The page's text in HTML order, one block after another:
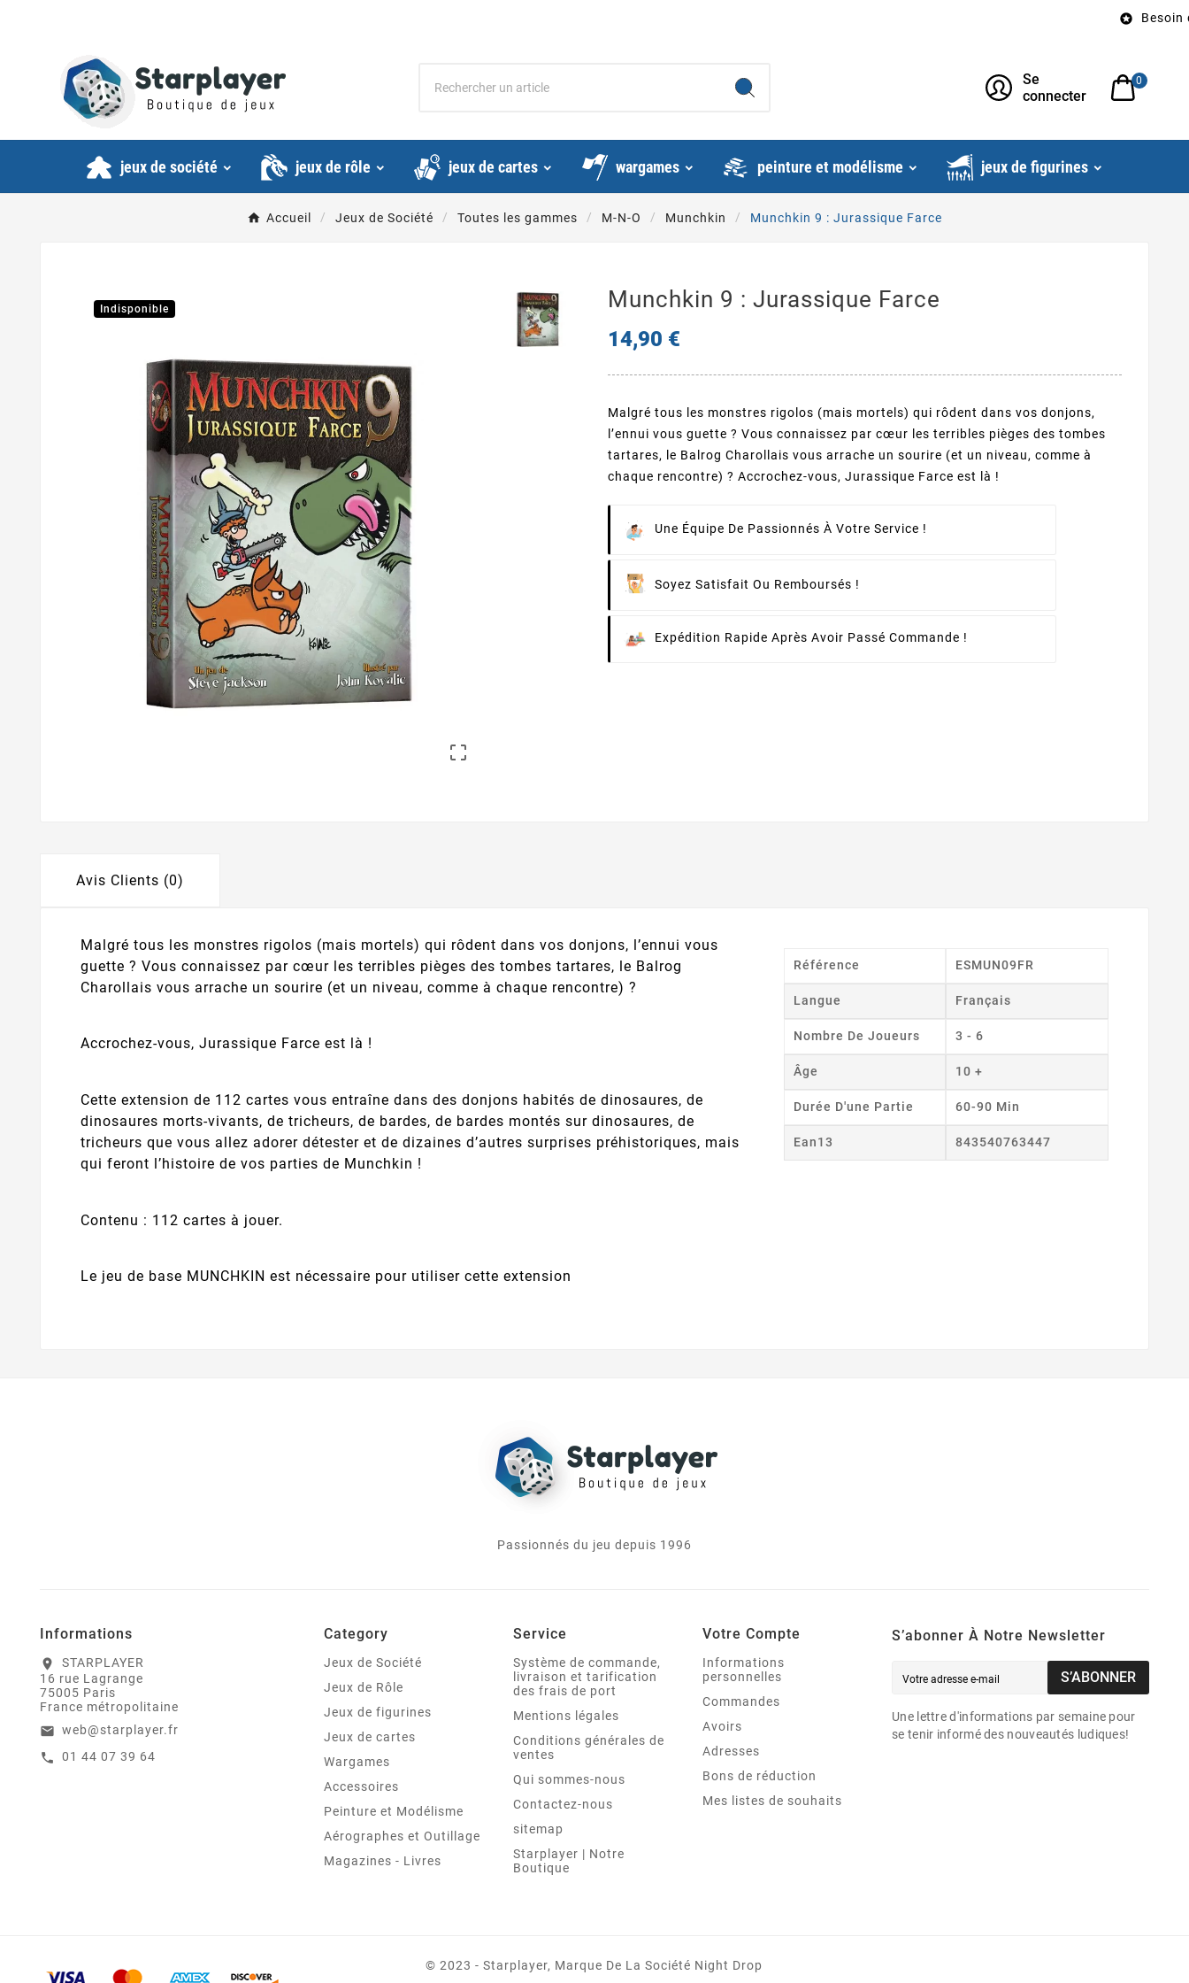
Besoin d’un
Se
connecter
0
jeux de société jeux de rôle jeux de cartes wargames peinture et modélisme jeux de figurines
Accueil Jeux de Société Toutes les gammes M-N-O Munchkin Munchkin 9 : Jurassique Farce
Indisponible

Munchkin 9 : Jurassique Farce
14,90 €
Malgré tous les monstres rigolos (mais mortels) qui rôdent dans vos donjons,
l’ennui vous guette ? Vous connaissez par cœur les terribles pièges des tombes
tartares, le Balrog Charollais vous arrache un sourire (et un niveau, comme à
chaque rencontre) ? Accrochez-vous, Jurassique Farce est là !
Une Équipe De Passionnés À Votre Service !
Soyez Satisfait Ou Remboursés !
Expédition Rapide Après Avoir Passé Commande !
Avis Clients (0)
Malgré tous les monstres rigolos (mais mortels) qui rôdent dans vos donjons, l’ennui vous
guette ? Vous connaissez par cœur les terribles pièges des tombes tartares, le Balrog
Charollais vous arrache un sourire (et un niveau, comme à chaque rencontre) ?
Accrochez-vous, Jurassique Farce est là !
Cette extension de 112 cartes vous entraîne dans des donjons habités de dinosaures, de
dinosaures morts-vivants, de tricheurs, de bardes, de bardes montés sur dinosaures, de
tricheurs que vous allez adorer détester et de dizaines d’autres surprises préhistoriques, mais
qui feront l’histoire de vos parties de Munchkin !
Contenu : 112 cartes à jouer.
Le jeu de base MUNCHKIN est nécessaire pour utiliser cette extension
Référence ESMUN09FR
Langue Français
Nombre De Joueurs 3 - 6
Âge 10 +
Durée D'une Partie 60-90 Min
Ean13 843540763447
Passionnés du jeu depuis 1996
Informations
location_on
STARPLAYER
16 rue Lagrange
75005 Paris
France métropolitaine
email web@starplayer.fr
call 01 44 07 39 64
Category
Jeux de Société
Jeux de Rôle
Jeux de figurines
Jeux de cartes
Wargames
Accessoires
Peinture et Modélisme
Aérographes et Outillage
Magazines - Livres
Service
Système de commande,
livraison et tarification
des frais de port
Mentions légales
Conditions générales de
ventes
Qui sommes-nous
Contactez-nous
sitemap
Starplayer | Notre
Boutique
Votre Compte
Informations
personnelles
Commandes
Avoirs
Adresses
Bons de réduction
Mes listes de souhaits
S’abonner À Notre Newsletter
S’ABONNER
Une lettre d'informations par semaine pour
se tenir informé des nouveautés ludiques!
© 2023 - Starplayer, Marque De La Société Night Drop